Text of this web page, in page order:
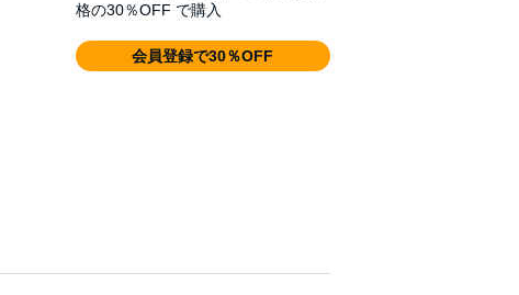
格の30％OFF で購入
会員登録で30％OFF